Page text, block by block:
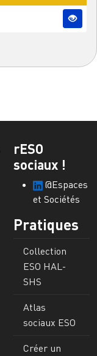
rESO
sociaux !
@Espaces
et Sociétés
Pratiques
Collection
ESO HAL-
SHS
Atlas
sociaux ESO
Créer un